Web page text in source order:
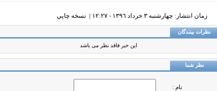
زمان انتشار: چهارشنبه ٣ خرداد ١٣٩٦ - ١٢:٢٧ | نسخه چاپي
بینندگان
این خبر فاقد نظر می باشد
نظر شما
نام :